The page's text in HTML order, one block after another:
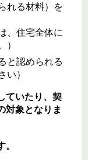
れる材料）を
、住宅全体に
）
と認められる
い）
ていたり、契
対象となりま